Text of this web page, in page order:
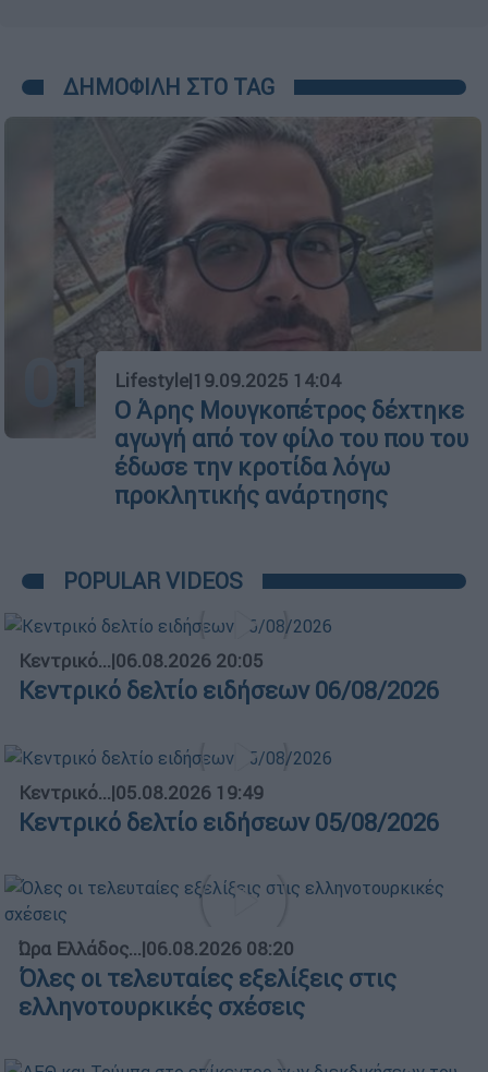
ΔΗΜΟΦΙΛΗ ΣΤΟ TAG
01 Lifestyle|19.09.2025 14:04
Ο Άρης Μουγκοπέτρος δέχτηκε
αγωγή από τον φίλο του που του
έδωσε την κροτίδα λόγω
προκλητικής ανάρτησης
POPULAR VIDEOS
Κεντρικό...|06.08.2026 20:05
Κεντρικό δελτίο ειδήσεων 06/08/2026
Κεντρικό...|05.08.2026 19:49
Κεντρικό δελτίο ειδήσεων 05/08/2026
Ώρα Ελλάδος...|06.08.2026 08:20
Όλες οι τελευταίες εξελίξεις στις
ελληνοτουρκικές σχέσεις